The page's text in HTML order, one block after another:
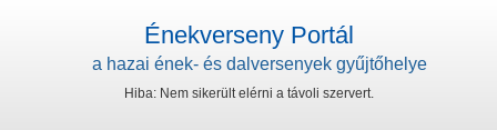
Énekverseny Portál
a hazai ének- és dalversenyek gyűjtőhelye
Hiba: Nem sikerült elérni a távoli szervert.